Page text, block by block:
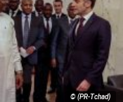
© (PR-Tchad)